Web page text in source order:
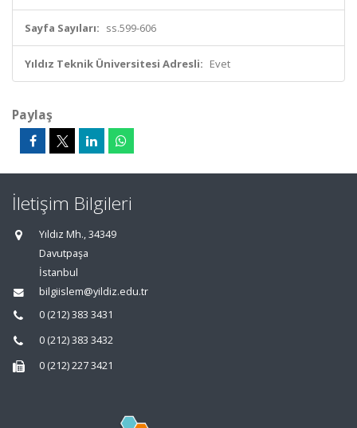
Sayfa Sayıları: ss.599-606
Yıldız Teknik Üniversitesi Adresli: Evet
Paylaş
İletişim Bilgileri
Yıldız Mh., 34349
Davutpaşa
İstanbul
bilgiislem@yildiz.edu.tr
0 (212) 383 3431
0 (212) 383 3432
0 (212) 227 3421